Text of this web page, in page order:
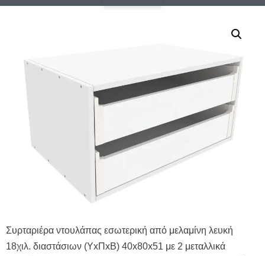
Συρταριέρα ντουλάπας εσωτερική από μελαμίνη λευκή
18χιλ. διαστάσιων (ΥxΠxΒ) 40x80x51 με 2 μεταλλικά